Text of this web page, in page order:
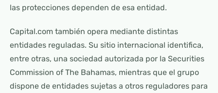
las protecciones dependen de esa entidad.
Capital.com también opera mediante distintas
entidades reguladas. Su sitio internacional identifica,
entre otras, una sociedad autorizada por la Securities
Commission of The Bahamas, mientras que el grupo
dispone de entidades sujetas a otros reguladores para